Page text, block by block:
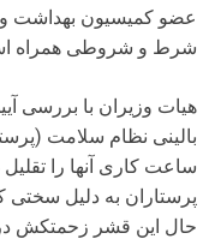
عضو کمیسیون بهداشت و
شرط و شروطی همراه
هیات وزیران با بررسی
بالینی نظام سلامت
ساعت کاری آنها را
پرستاران به دلیل سختی
حال این قشر زحمتکش